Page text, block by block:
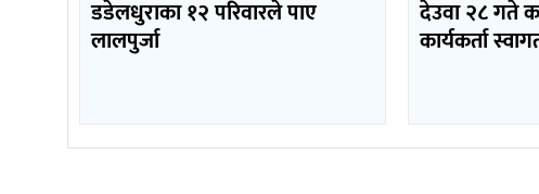
डडेलधुराका १२ परिवारले पाए
लालपुर्जा
देउवा २८ गते
कार्यकर्ता